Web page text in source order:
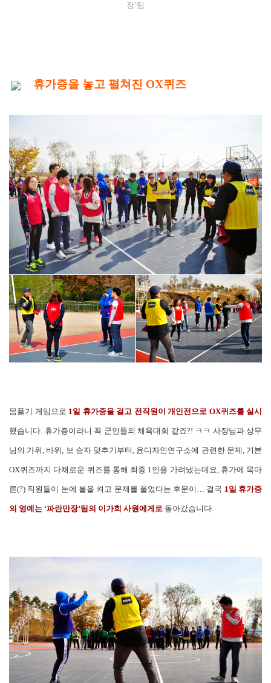
장’팀
휴가증을 놓고 펼쳐진 OX퀴즈
몸풀기 게임으로 1일 휴가증을 걸고 전직원이 개인전으로 OX퀴즈를 실시
했습니다. 휴가증이라니 꼭 군인들의 체육대회 같죠?! ㅋㅋ 사장님과 상무
님의 가위, 바위, 보 승자 맞추기부터, 윤디자인연구소에 관련한 문제, 기본
OX퀴즈까지 다채로운 퀴즈를 통해 최종 1인을 가려냈는데요, 휴가에 목마
른(?) 직원들이 눈에 불을 켜고 문제를 풀었다는 후문이… 결국 1일 휴가증
의 영예는 ‘파란만장’팀의 이가희 사원에게로 돌아갔습니다.